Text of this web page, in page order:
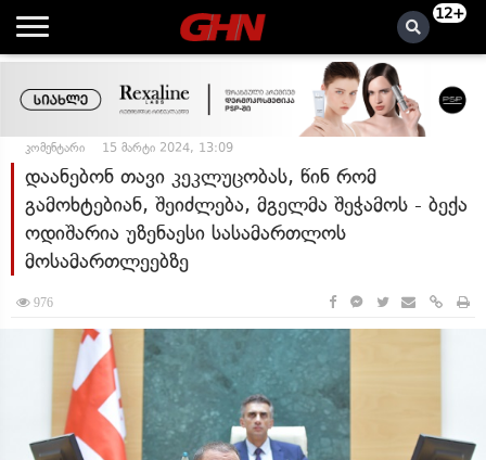
12+
კომენტარი 15 მარტი 2024, 13:09
დაანებონ თავი კეკლუცობას, წინ რომ
გამოხტებიან, შეიძლება, მგელმა შეჭამოს - ბექა
ოდიშარია უზენაესი სასამართლოს
მოსამართლეებზე
976